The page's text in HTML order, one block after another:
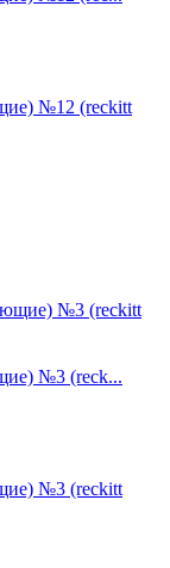
№12 (reckitt
№3 (reck...
№3 (reckitt